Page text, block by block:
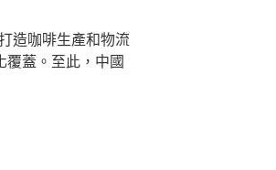
造咖啡生產和物流
蓋。至此，中國